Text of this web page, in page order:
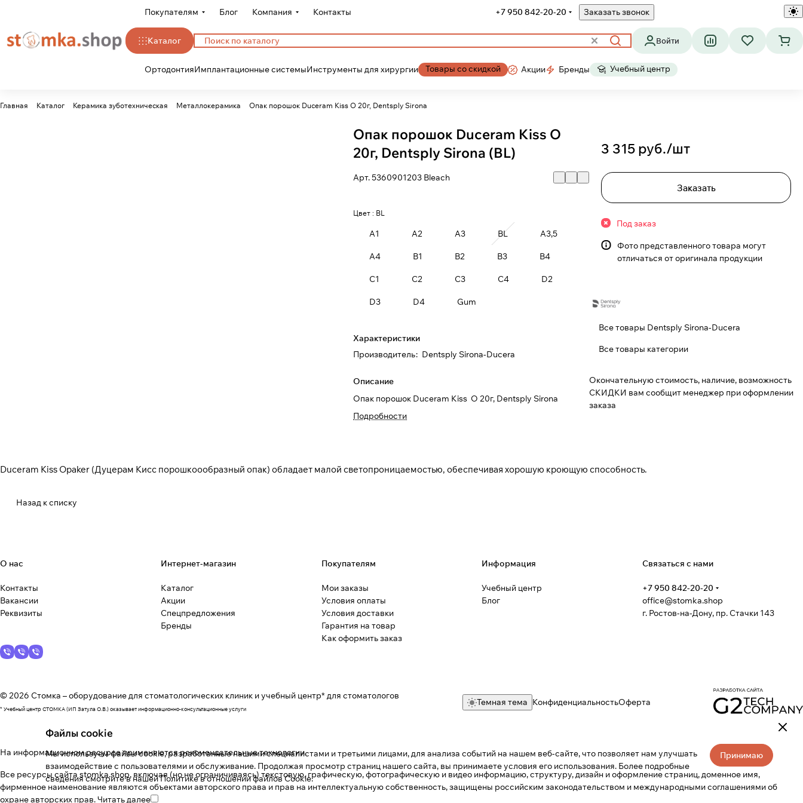
Покупателям Блог Компания Контакты +7 950 842-20-20 Заказать звонок
Каталог Войти
ОртодонтияИмплантационные системыИнструменты для хирургии Товары со скидкой Акции Бренды Учебный центр
Главная Каталог Керамика зуботехническая Металлокерамика Опак порошок Duceram Kiss O 20г, Dentsply Sirona
Опак порошок Duceram Kiss O
20г, Dentsply Sirona (BL)
Арт.5360901203 Bleach
Цвет : BL
A1 A2 A3 BL A3,5
A4 B1 B2 B3 B4
C1 C2 C3 C4 D2
D3 D4 Gum
Характеристики
Производитель: Dentsply Sirona-Ducera
Описание
Опак порошок Duceram Kiss O 20г, Dentsply Sirona
Подробности
3 315 руб./шт
Заказать
Под заказ
Фото представленного товара могут
отличаться от оригинала продукции
Все товары Dentsply Sirona-Ducera
Все товары категории
Окончательную стоимость, наличие, возможность
СКИДКИ вам сообщит менеджер при оформлении
заказа
Duceram Kiss Opaker (Дуцерам Кисс порошкоообразный опак) обладает малой светопроницаемостью, обеспечивая хорошую кроющую способность.
Назад к списку
О нас
Контакты
Вакансии
Реквизиты
Интернет-магазин
Каталог
Акции
Спецпредложения
Бренды
Покупателям
Мои заказы
Условия оплаты
Условия доставки
Гарантия на товар
Как оформить заказ
Информация
Учебный центр
Блог
Связаться с нами
+7 950 842-20-20
office@stomka.shop
г. Ростов-на-Дону, пр. Стачки 143
© 2026 Стомка – оборудование для стоматологических клиник и учебный центр* для стоматологов
* Учебный центр СТОМКА (ИП Затула О.В.) оказывает информационно-консультационные услуги
Темная тема КонфиденциальностьОферта
На информационном ресурсе применяютсярекомендательные технологии.
Все ресурсы сайта stomka.shop, включая (но не ограничиваясь) текстовую, графическую, фотографическую и видео информацию, структуру, дизайн и оформление страниц, доменное имя,
фирменное наименование являются объектами авторского права и прав на интеллектуальную собственность, защищены российским законодательством и международными соглашениями об
охране авторских прав.Читать далее
Файлы cookie
Мы используем файлы cookie, разработанные нашими специалистами и третьими лицами, для анализа событий на нашем веб-сайте, что позволяет нам улучшать
взаимодействие с пользователями и обслуживание. Продолжая просмотр страниц нашего сайта, вы принимаете условия его использования. Более подробные
сведения смотрите в нашейПолитике в отношении файлов Cookie.
Принимаю